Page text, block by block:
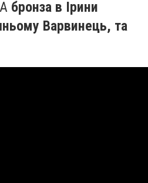
А бронза в Ірини
Варвинець, та